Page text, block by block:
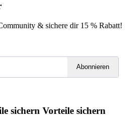
& sichere dir 15 % Rabatt!
Abonnieren
sichern Vorteile sichern